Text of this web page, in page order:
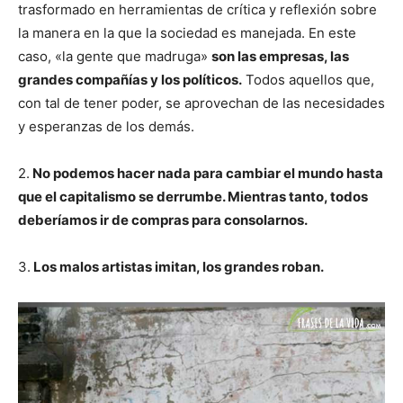
trasformado en herramientas de crítica y reflexión sobre
la manera en la que la sociedad es manejada. En este
caso, «la gente que madruga» son las empresas, las
grandes compañías y los políticos. Todos aquellos que,
con tal de tener poder, se aprovechan de las necesidades
y esperanzas de los demás.
2. No podemos hacer nada para cambiar el mundo hasta
que el capitalismo se derrumbe. Mientras tanto, todos
deberíamos ir de compras para consolarnos.
3. Los malos artistas imitan, los grandes roban.